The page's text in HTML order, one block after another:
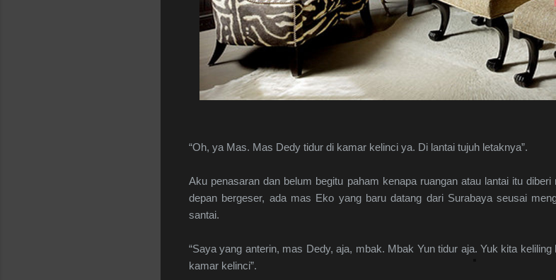
“Oh, ya Mas. Mas Dedy tidur di kamar kelinci ya. Di lantai tujuh letaknya”.
Aku penasaran dan belum begitu paham kenapa ruangan atau lantai itu
depan bergeser, ada mas Eko yang baru datang dari Surabaya seusai
santai.
“Saya yang anterin, mas Dedy, aja, mbak. Mbak Yun tidur aja. Yuk kita
kamar kelinci”.